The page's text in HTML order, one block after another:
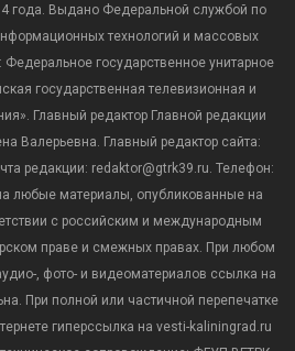
года. Выдано Федеральной службой по
технологий и массовых
государственное унитарное
государственная телевизионная и
Главный редактор Главной редакции
Валерьевна. Главный редактор сайта:
редакции: redaktor@gtrk39.ru. Телефон:
любые материалы, опубликованные на
с российским и международным
праве и смежных правах. При любом
, фото- и видеоматериалов ссылка на
При полной или частичной перепечатке
гиперссылка на vesti-kaliningrad.ru